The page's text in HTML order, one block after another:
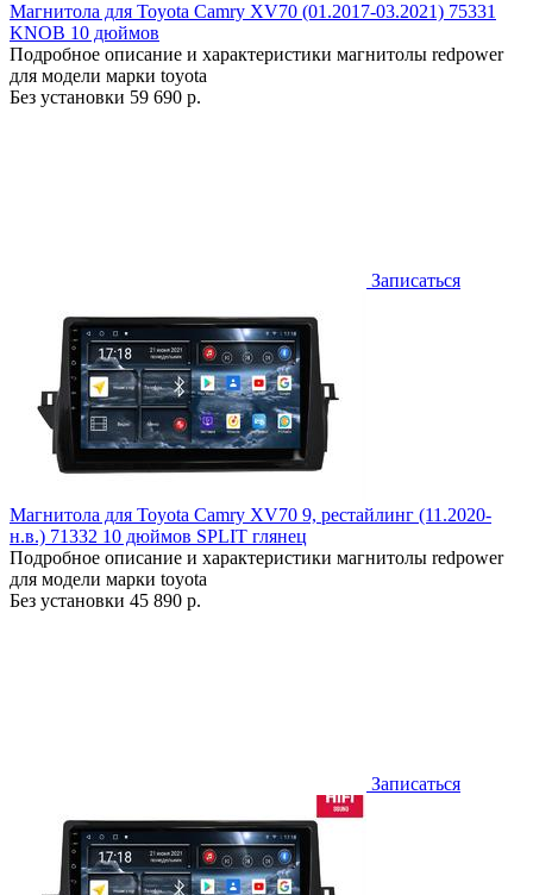
Магнитола для Toyota Camry XV70 (01.2017-03.2021) 75331
KNOB 10 дюймов
Подробное описание и характеристики магнитолы redpower
для модели марки toyota
Без установки 59 690 р.
Записаться
Магнитола для Toyota Camry XV70 9, рестайлинг (11.2020-
н.в.) 71332 10 дюймов SPLIT глянец
Подробное описание и характеристики магнитолы redpower
для модели марки toyota
Без установки 45 890 р.
Записаться